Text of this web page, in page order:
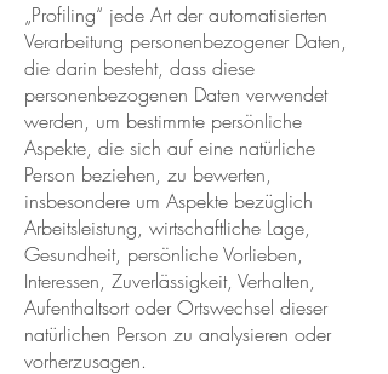
„Profiling“ jede Art der automatisierten
Verarbeitung personenbezogener Daten,
die darin besteht, dass diese
personenbezogenen Daten verwendet
werden, um bestimmte persönliche
Aspekte, die sich auf eine natürliche
Person beziehen, zu bewerten,
insbesondere um Aspekte bezüglich
Arbeitsleistung, wirtschaftliche Lage,
Gesundheit, persönliche Vorlieben,
Interessen, Zuverlässigkeit, Verhalten,
Aufenthaltsort oder Ortswechsel dieser
natürlichen Person zu analysieren oder
vorherzusagen.